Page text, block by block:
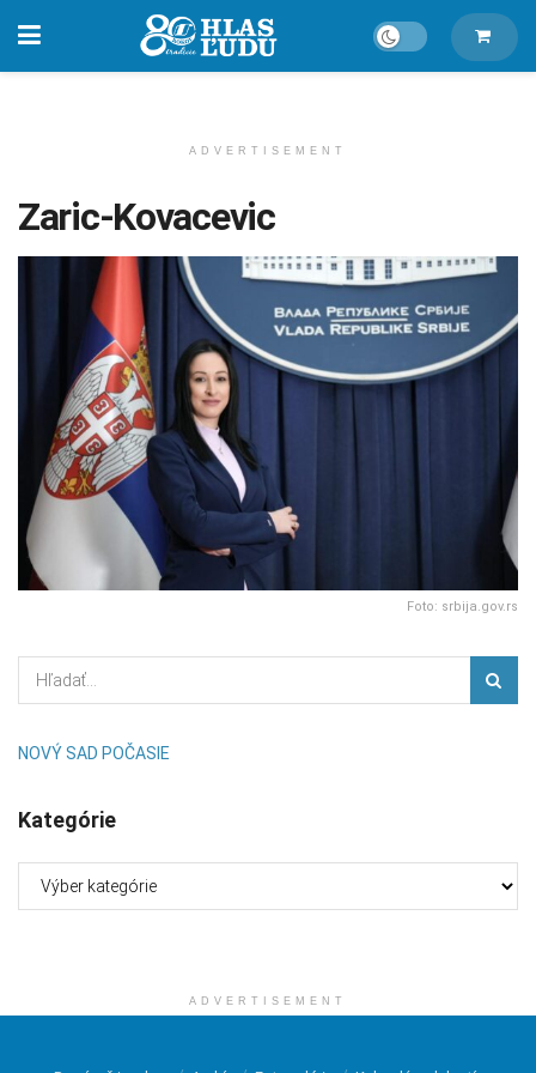
ADVERTISEMENT
Zaric-Kovacevic
Foto: srbija.gov.rs
NOVÝ SAD POČASIE
Kategórie
ADVERTISEMENT